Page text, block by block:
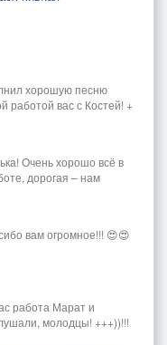
хорошую песню
работой вас с Костей! +
Очень хорошо всё в
дорогая – нам
вам огромное!!! 😍😍
работа Марат и
молодцы! +++))!!!